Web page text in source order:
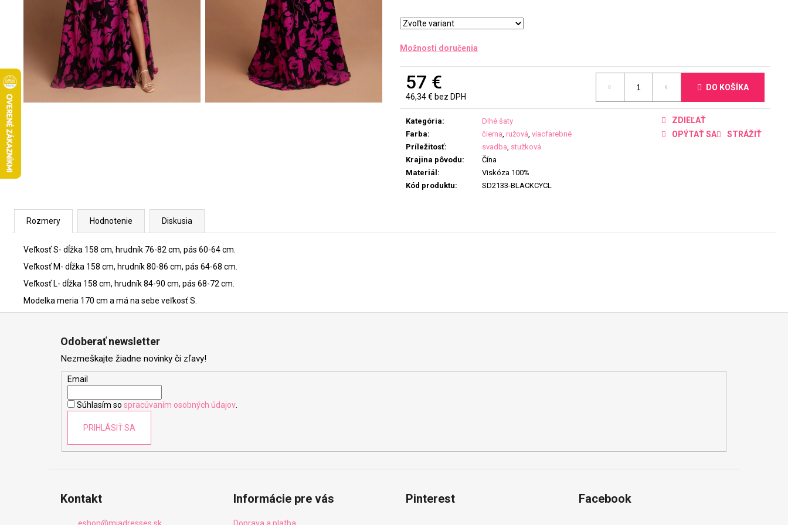
Možnosti doručenia
57 €
46,34 € bez DPH
Jednotková
cena:
DO KOŠÍKA
Kategória:
Dlhé šaty
Farba: čierna ružová viacfarebné
Príležitosť: svadba stužková
Krajina pôvodu:
Čína
Materiál:
Viskóza 100%
Kód produktu: SD2133-BLACKCYCL
OPÝTAŤ SA STRÁŽIŤ
ZDIEĽAŤ
Rozmery Hodnotenie Diskusia
Veľkosť S- dĺžka 158 cm, hrudník 76-82 cm, pás 60-64 cm.
Veľkosť M- dĺžka 158 cm, hrudník 80-86 cm, pás 64-68 cm.
Veľkosť L- dĺžka 158 cm, hrudník 84-90 cm, pás 68-72 cm.
Modelka meria 170 cm a má na sebe veľkosť S.
Odoberať newsletter
Nezmeškajte žiadne novinky či zľavy!
Email
Súhlasím so spracúvaním osobných údajov.
PRIHLÁSIŤ SA
Kontakt Informácie pre vás Pinterest Facebook